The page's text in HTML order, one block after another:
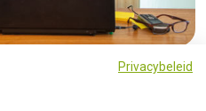
Privacybeleid